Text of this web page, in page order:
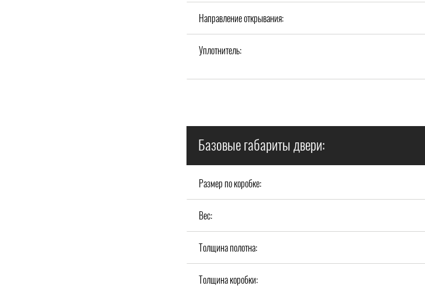
Направление открывания:
Уплотнитель:
Базовые габариты двери:
Размер по коробке:
Вес:
Толщина полотна:
Толщина коробки: